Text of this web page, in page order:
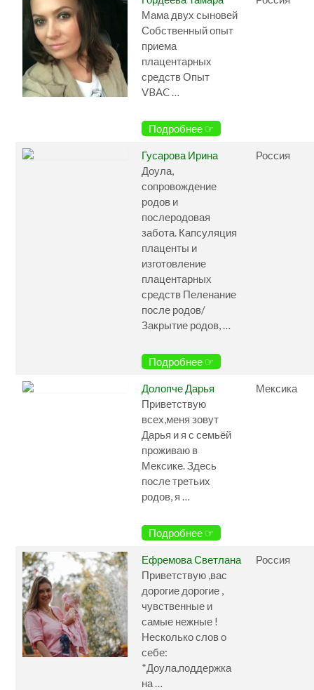
Мама двух сыновей
Собственный опыт
приема
плацентарных
средств Опыт
VBAC …
Подробнее ☞
Гусарова Ирина
Доула,
сопровождение
родов и
послеродовая
забота. Капсуляция
плаценты и
изготовление
плацентарных
средств Пеленание
после родов/
Закрытие родов, …
Подробнее ☞
Россия
Долопче Дарья
Приветствую
всех,меня зовут
Дарья и я с семьёй
проживаю в
Мексике. Здесь
после третьих
родов, я …
Подробнее ☞
Мексика
Ефремова Светлана
Приветствую ,вас
дорогие дорогие ,
чувственные и
самые нежные !
Несколько слов о
себе:
*Доула,поддержка
на …
Россия